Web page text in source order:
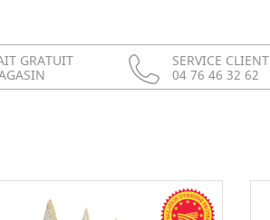
GRATUIT SERVICE CLIENT
04 76 46 32 62